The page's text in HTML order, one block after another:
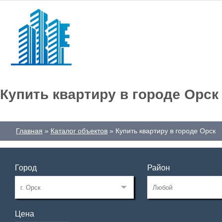
Купить квартиру в городе Орск
Главная Каталог объектов Купить квартиру в городе Орск
Город Район
Цена